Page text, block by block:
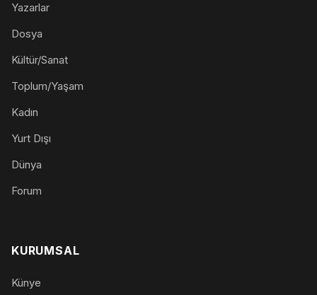
Yazarlar
Dosya
Kültür/Sanat
Toplum/Yaşam
Kadın
Yurt Dışı
Dünya
Forum
KURUMSAL
Künye